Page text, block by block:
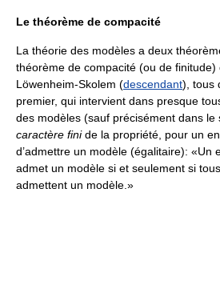
Le théorème de compacité
La théorie des modèles a deux
théorème de compacité (ou de
Löwenheim-Skolem (descendant), tous
premier, qui intervient dans presque
des modèles (sauf précisément dans le
caractère finide la propriété, pour un
d’admettre un modèle (égalitaire): «Un
admet un modèle si et seulement si
admettent un modèle.»